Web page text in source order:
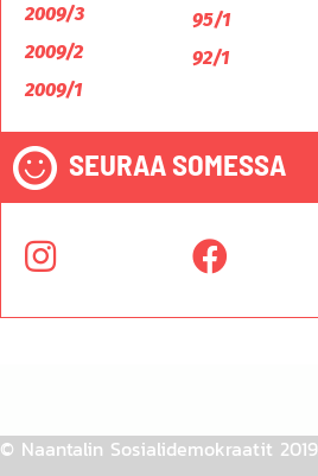
2009/3
2009/2
2009/1
95/1
92/1
SEURAA SOMESSA
© Naantalin Sosialidemokraatit 2019